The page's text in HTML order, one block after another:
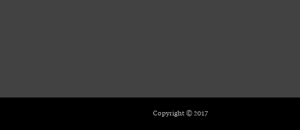
Copyright © 2017